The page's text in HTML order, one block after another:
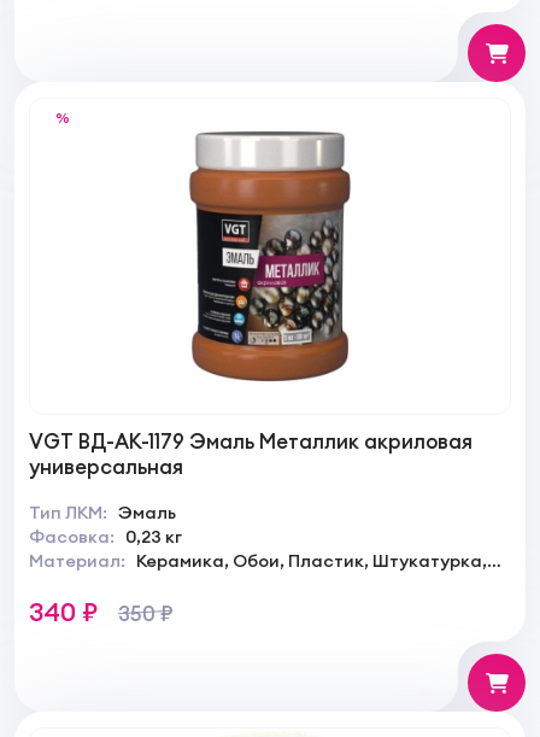
%
VGT ВД-АК-1179 Эмаль Металлик акриловая
универсальная
Тип ЛКМ: Эмаль
Фасовка:
0,23 кг
Материал:
340 ₽ 350 ₽